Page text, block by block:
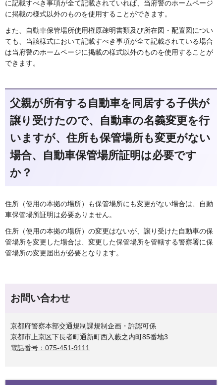
に記載すべき事項が全て記載されていれば、当府警のホームページ
に掲載の様式以外のものを使用することができます。
また、自動車保管場所使用権原疎明書類及び所在図・配置図につい
ても、当該様式において記載すべき事項が全て記載されている場合
は当府警のホームページに掲載の様式以外のものを使用することが
できます。
父親が所有する自動車を同居する子供が
譲り受けたので、自動車の名義変更を行
いますが、住所も保管場所も変更がない
場合、自動車保管場所証明は必要です
か？
住所（使用の本拠の場所）も保管場所にも変更がない場合は、自動
車保管場所証明は必要ありません。
住所（使用の本拠の場所）の変更はないが、譲り受けた自動車の保
管場所を変更した場合は、変更した保管場所を管轄する警察署に保
管場所の変更届出が必要となります。
お問い合わせ
京都府警察本部交通規制課規制企画・許認可係
京都市上京区下長者町通新町西入藪之内町85番地3
電話番号：075-451-9111